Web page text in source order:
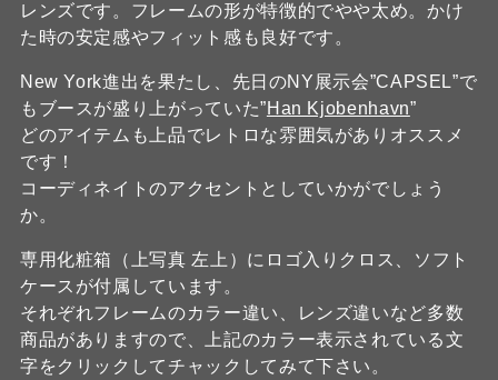
レンズです。フレームの形が特徴的でやや太め。かけ
た時の安定感やフィット感も良好です。
New York進出を果たし、先日のNY展示会”CAPSEL”で
もブースが盛り上がっていた”Han Kjobenhavn”
どのアイテムも上品でレトロな雰囲気がありオススメ
です！
コーディネイトのアクセントとしていかがでしょう
か。
専用化粧箱（上写真 左上）にロゴ入りクロス、ソフト
ケースが付属しています。
それぞれフレームのカラー違い、レンズ違いなど多数
商品がありますので、上記のカラー表示されている文
字をクリックしてチャックしてみて下さい。